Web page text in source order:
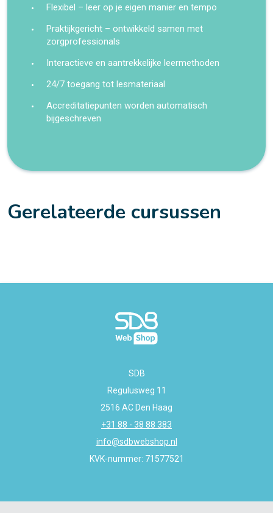
Flexibel – leer op je eigen manier en tempo
Praktijkgericht – ontwikkeld samen met
zorgprofessionals
Interactieve en aantrekkelijke leermethoden
24/7 toegang tot lesmateriaal
Accreditatiepunten worden automatisch
bijgeschreven
Gerelateerde cursussen
SDB
Regulusweg 11
2516 AC Den Haag
+31 88 - 38 88 383
info@sdbwebshop.nl
KVK-nummer: 71577521